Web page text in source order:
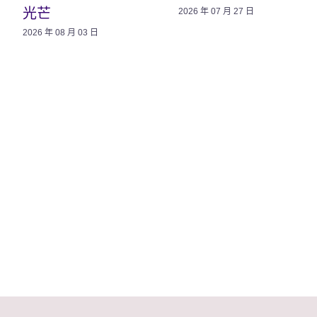
光芒
2026 年 08 月 03 日
2026 年 07 月 27 日